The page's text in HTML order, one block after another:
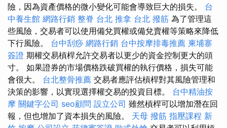
險，因為資產價格的微小變化可能會導致巨大的損失。 台
中養生館 網路行銷 整脊 台北 推拿 台北 撥筋 為了管理這
些風險，交易者可以使用備兌買權或備兌賣權等策略來降低
下行風險。 台中刮痧 網路行銷 台中按摩排毒推薦 柬埔寨
簽證 期權交易槓桿允許交易者以更少的資金控制更大的頭
寸。 如果證券的市場價格跌破買權的執行價格，損失可能
會很大。 台北整骨推薦 交易者應評估槓桿對其風險管理和
決策的影響，以實現選擇權交易的投資目標。 台中精油按
摩 關鍵字公司 seo顧問 設立公司 雖然槓桿可以增加潛在回
報，但也增加了資本損失的風險。 天母 撥筋 指壓課程 新